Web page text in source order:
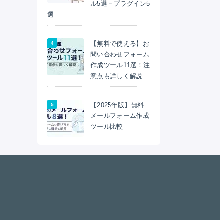
ル5選＋プラグイン5
選
【無料で使える】お
問い合わせフォーム
作成ツール11選！注
意点も詳しく解説
【2025年版】無料
メールフォーム作成
ツール比較